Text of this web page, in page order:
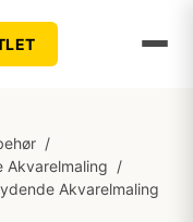
/
Akvarelmaling /
Akvarelmaling